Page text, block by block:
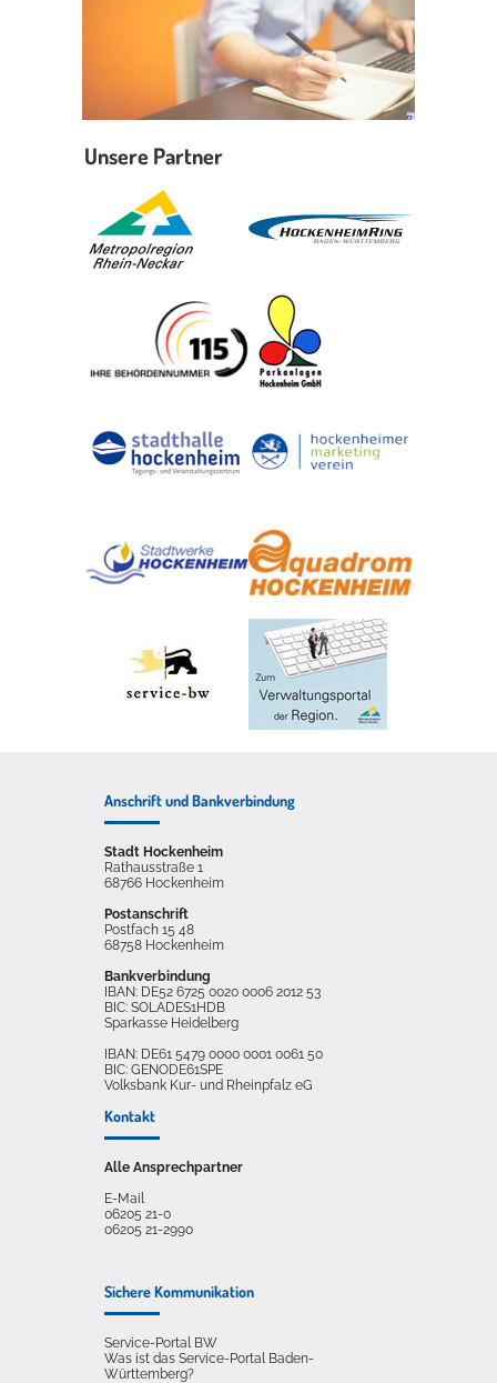
Unsere Partner
Anschrift und Bankverbindung
Stadt Hockenheim
Rathausstraße 1
68766 Hockenheim
Postanschrift
Postfach 15 48
68758 Hockenheim
Bankverbindung
IBAN: DE52 6725 0020 0006 2012 53
BIC: SOLADES1HDB
Sparkasse Heidelberg
IBAN: DE61 5479 0000 0001 0061 50
BIC: GENODE61SPE
Volksbank Kur- und Rheinpfalz eG
Kontakt
Alle Ansprechpartner
E-Mail
06205 21-0
06205 21-2990
Sichere Kommunikation
Service-Portal BW
Was ist das Service-Portal Baden-
Württemberg?